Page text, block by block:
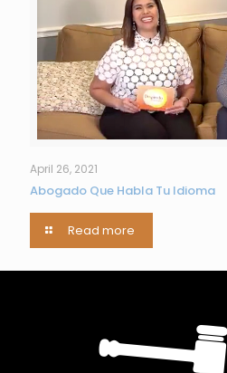
April 26, 2021
Abogado Que Habla Tu Idioma
Read more